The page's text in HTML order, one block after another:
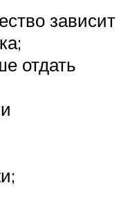
зависит
отдать